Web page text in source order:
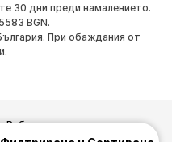
обувки
30 дни преди намалението.
BGN.
При обаждания от
Работни позиции